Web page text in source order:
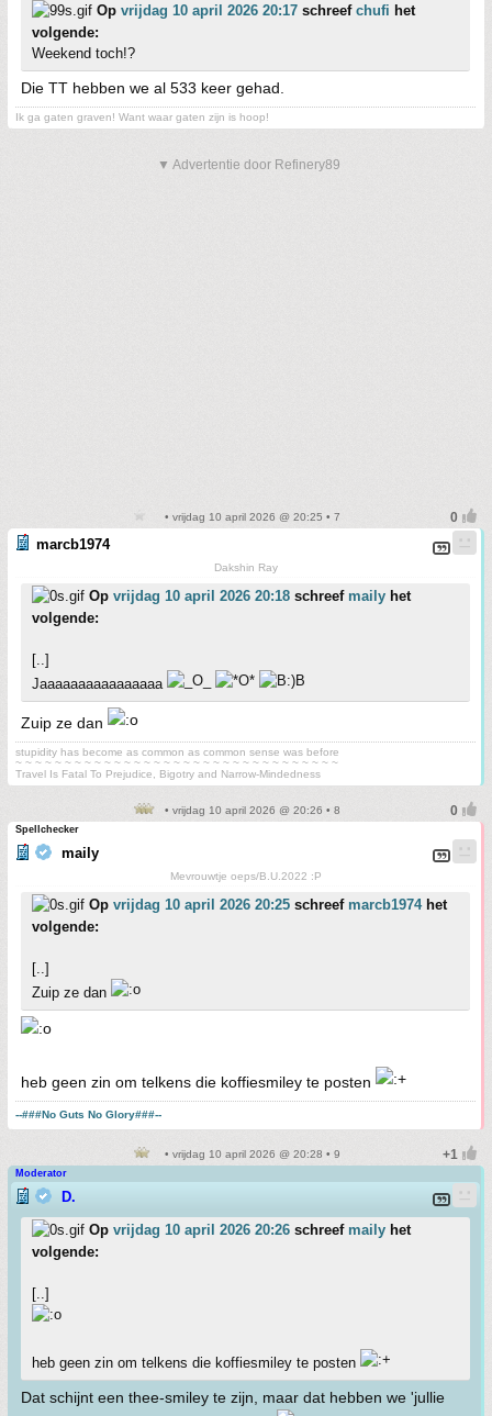
Op vrijdag 10 april 2026 20:17 schreef chufi het
volgende:
Weekend toch!?
Die TT hebben we al 533 keer gehad.
Ik ga gaten graven! Want waar gaten zijn is hoop!
▼ Advertentie door Refinery89
• vrijdag 10 april 2026 @ 20:25 • 7
marcb1974
Dakshin Ray
Op vrijdag 10 april 2026 20:18 schreef maily het
volgende:
[..]
Jaaaaaaaaaaaaaaaa
Zuip ze dan
stupidity has become as common as common sense was before
~ ~ ~ ~ ~ ~ ~ ~ ~ ~ ~ ~ ~ ~ ~ ~ ~ ~ ~ ~ ~ ~ ~ ~ ~ ~ ~ ~ ~ ~ ~ ~ ~
Travel Is Fatal To Prejudice, Bigotry and Narrow-Mindedness
• vrijdag 10 april 2026 @ 20:26 • 8
Spellchecker
maily
Mevrouwtje oeps/B.U.2022 :P
Op vrijdag 10 april 2026 20:25 schreef marcb1974het
volgende:
[..]
Zuip ze dan
heb geen zin om telkens die koffiesmiley te posten
--###No Guts No Glory###--
• vrijdag 10 april 2026 @ 20:28 • 9
Moderator
D.
Op vrijdag 10 april 2026 20:26 schreef maily het
volgende:
[..]
heb geen zin om telkens die koffiesmiley te posten
Dat schijnt een thee-smiley te zijn, maar dat hebben we 'jullie